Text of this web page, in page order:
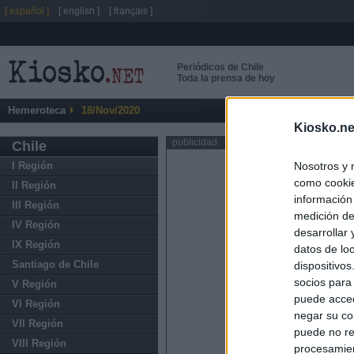
Nosotros y
como
medición
desarrollar
datos de
socios
puede
negar su
puede no
Periódicos de Chile
Toda la prensa de hoy
Hemeroteca 18/Nov/2020
Chile
I Región
II Región
III Región
IV Región
IX Región
Santiago de Chile
V Región
VI Región
VII Región
VIII Región
publicidad
[ español ] [ english ] [ français ]